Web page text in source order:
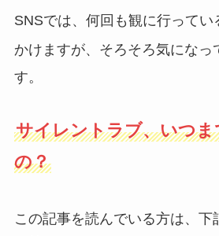
SNSでは、何回も観に行ってい
かけますが、そろそろ気になっ
す。
サイレントラブ、いつ
の？
この記事を読んでいる方は、下